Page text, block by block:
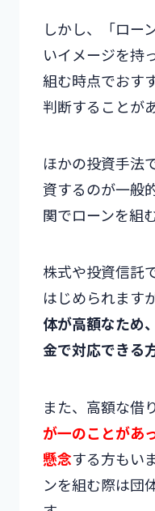
しかし、「ロー
いイメージを持
組む時点でおす
判断することが
ほかの投資手法
資するのが一般
関でローンを組
株式や投資信託
はじめられますが
体が高額なため
金で対応できる
また、高額な借
が一のことがあ
懸念する方もい
ンを組む際は団